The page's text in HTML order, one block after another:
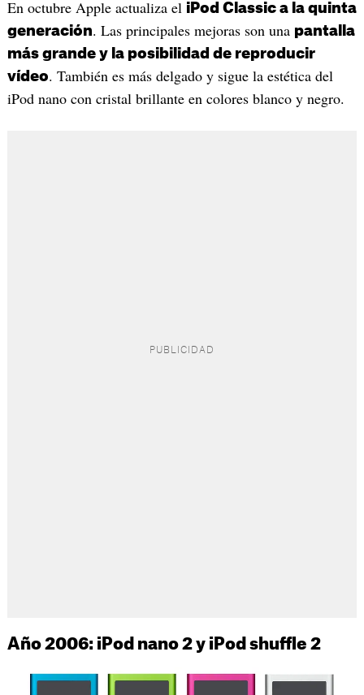
En octubre Apple actualiza el iPod Classic a la quinta
generación. Las principales mejoras son una pantalla
más grande y la posibilidad de reproducir
vídeo. También es más delgado y sigue la estética del
iPod nano con cristal brillante en colores blanco y negro.
Año 2006: iPod nano 2 y iPod shuffle 2